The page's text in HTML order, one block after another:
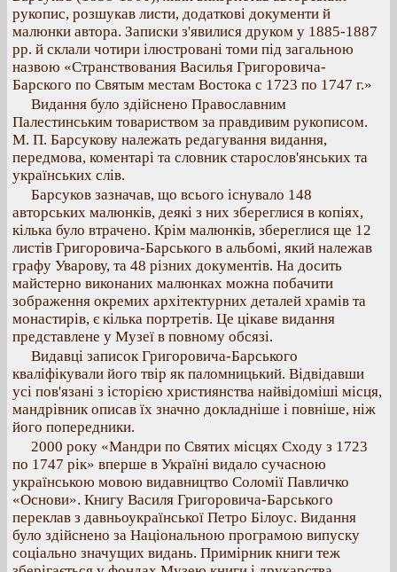
рукопис, розшукав листи, додаткові документи й
малюнки автора. Записки з'явилися друком у 1885-1887
рр. й склали чотири ілюстровані томи під загальною
назвою «Странствования Василья Григоровича-
Барского по Святым местам Востока с 1723 по 1747 г.»
Видання було здійснено Православним
Палестинським товариством за правдивим рукописом.
М. П. Барсукову належать редагування видання,
передмова, коментарі та словник старослов'янських та
українських слів.
Барсуков зазначав, що всього існувало 148
авторських малюнків, деякі з них збереглися в копіях,
кілька було втрачено. Крім малюнків, збереглися ще 12
листів Григоровича-Барського в альбомі, який належав
графу Уварову, та 48 різних документів. На досить
майстерно виконаних малюнках можна побачити
зображення окремих архітектурних деталей храмів та
монастирів, є кілька портретів. Це цікаве видання
представлене у Музеї в повному обсязі.
Видавці записок Григоровича-Барського
кваліфікували його твір як паломницький. Відвідавши
усі пов'язані з історією християнства найвідоміші місця,
мандрівник описав їх значно докладніше і повніше, ніж
його попередники.
2000 року «Мандри по Святих місцях Сходу з 1723
по 1747 рік» вперше в Україні видало сучасною
українською мовою видавництво Соломії Павличко
«Основи». Книгу Василя Григоровича-Барського
переклав з давньоукраїнської Петро Білоус. Видання
було здійснено за Національною програмою випуску
соціально значущих видань. Примірник книги теж